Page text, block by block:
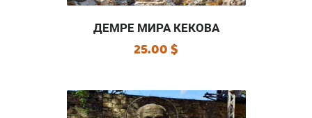
ДЕМРЕ МИРА КЕКОВА
25.00 $